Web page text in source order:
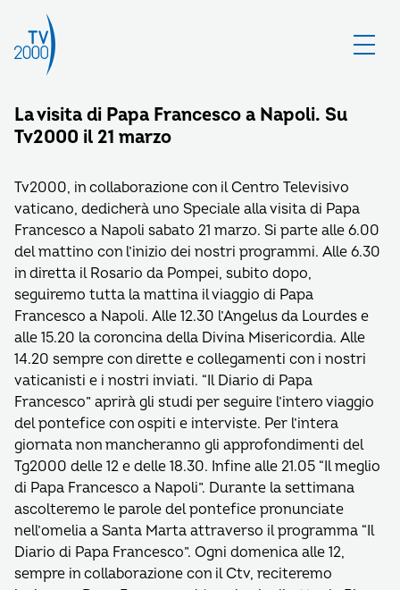
La visita di Papa Francesco a Napoli. Su
Tv2000 il 21 marzo
Tv2000, in collaborazione con il Centro Televisivo
vaticano, dedicherà uno Speciale alla visita di Papa
Francesco a Napoli sabato 21 marzo. Si parte alle 6.00
del mattino con l’inizio dei nostri programmi. Alle 6.30
in diretta il Rosario da Pompei, subito dopo,
seguiremo tutta la mattina il viaggio di Papa
Francesco a Napoli. Alle 12.30 l’Angelus da Lourdes e
alle 15.20 la coroncina della Divina Misericordia. Alle
14.20 sempre con dirette e collegamenti con i nostri
vaticanisti e i nostri inviati. “Il Diario di Papa
Francesco” aprirà gli studi per seguire l’intero viaggio
del pontefice con ospiti e interviste. Per l’intera
giornata non mancheranno gli approfondimenti del
Tg2000 delle 12 e delle 18.30. Infine alle 21.05 “Il meglio
di Papa Francesco a Napoli”. Durante la settimana
ascolteremo le parole del pontefice pronunciate
nell’omelia a Santa Marta attraverso il programma “Il
Diario di Papa Francesco”. Ogni domenica alle 12,
sempre in collaborazione con il Ctv, reciteremo